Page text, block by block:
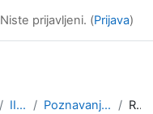
Niste prijavljeni. (Prijava)
III godina Poznavanje muzičke literature Rezime